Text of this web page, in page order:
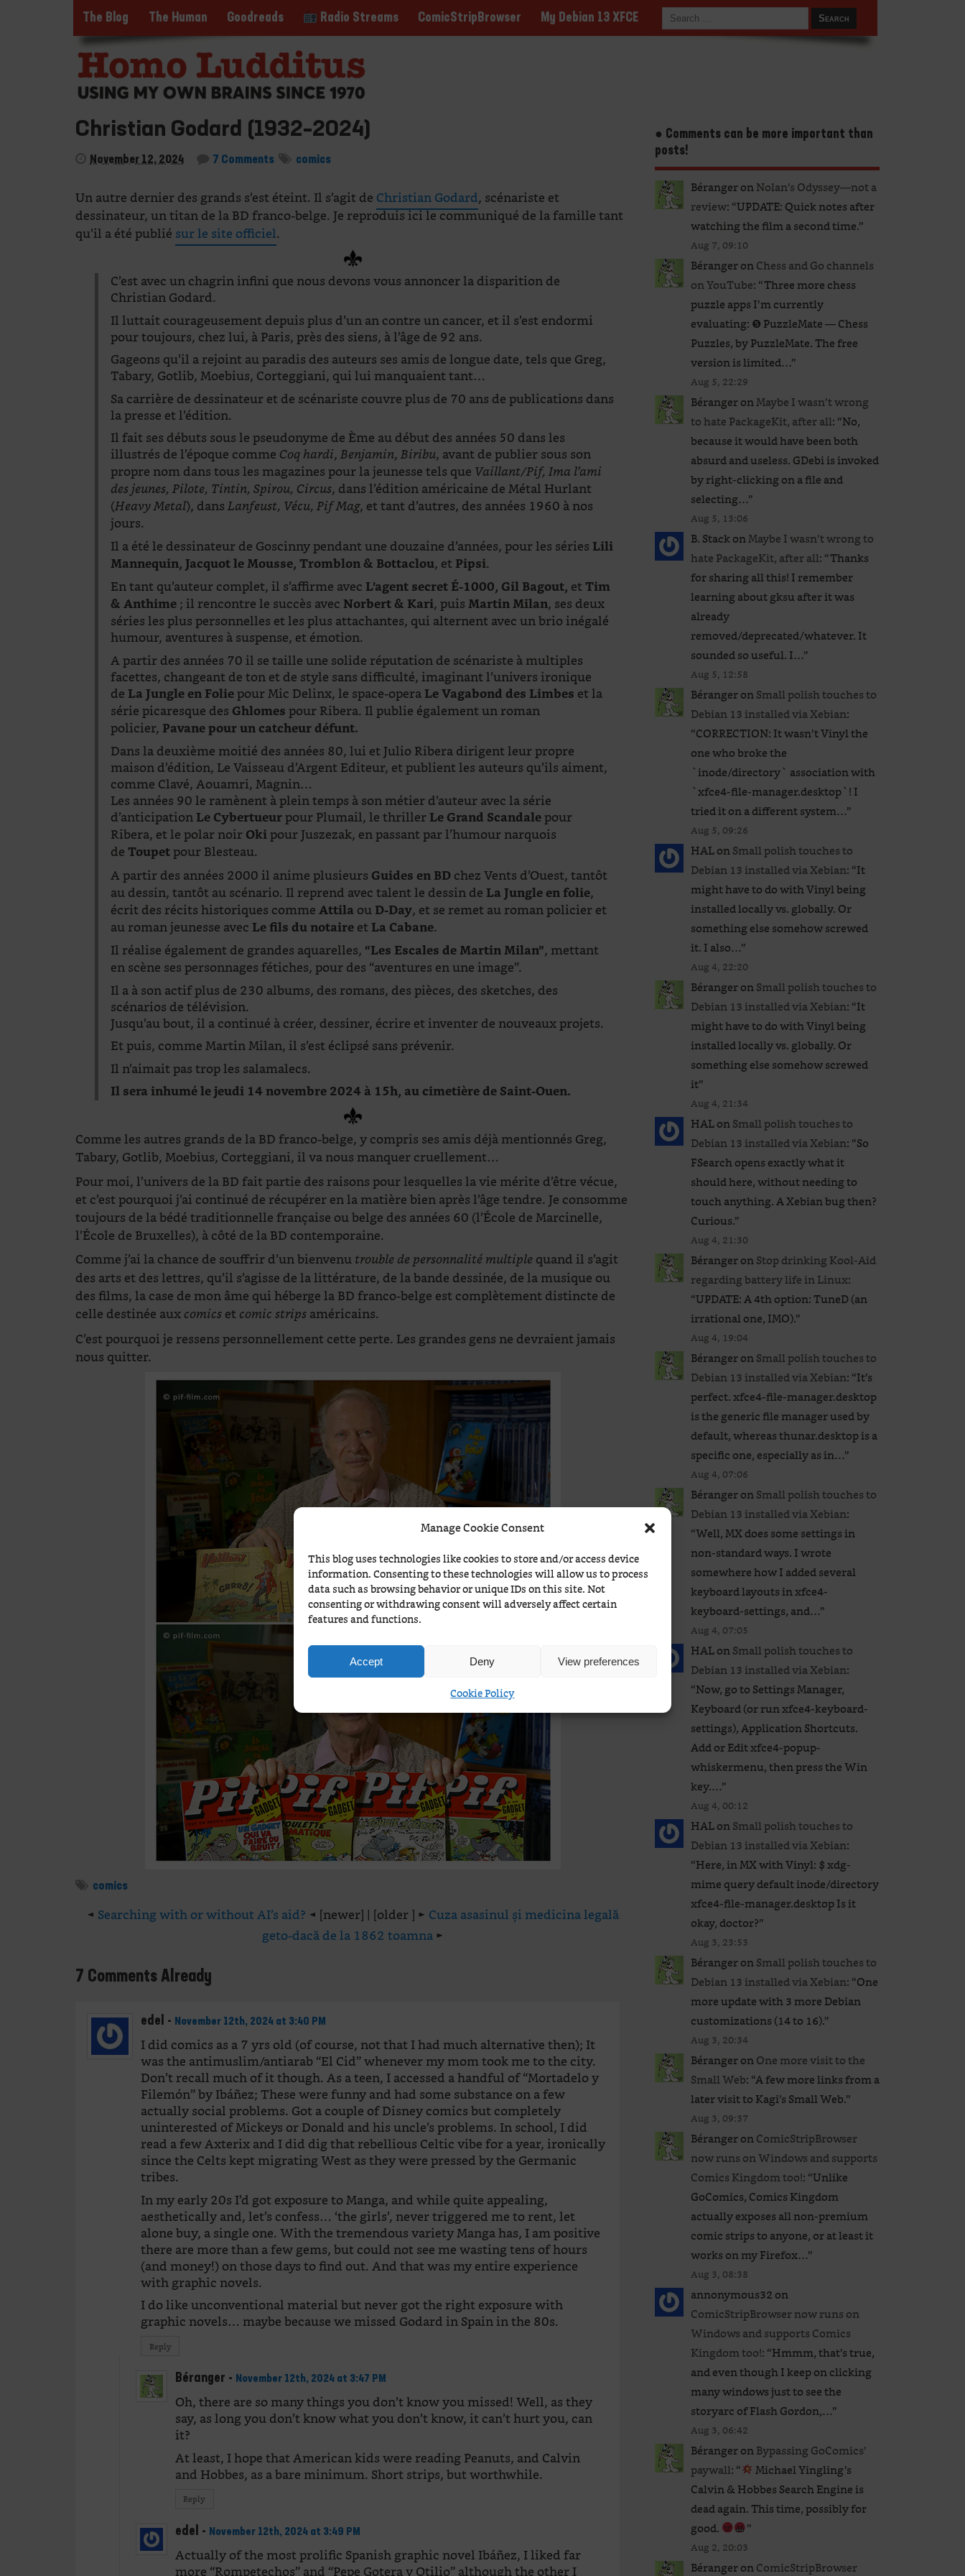
Manage Cookie Consent
This blog uses technologies like cookies to store and/or access device
information. Consenting to these technologies will allow us to process
data such as browsing behavior or unique IDs on this site. Not
consenting or withdrawing consent will adversely affect certain
features and functions.
Accept Deny View preferences
Cookie Policy
The Blog The Human Goodreads Radio Streams ComicStripBrowser My Debian 13 XFCE
Christian Godard (1932–2024)
November 12, 2024 7 Comments comics
Un autre dernier des grands s’est éteint. Il s’agit de Christian Godard, scénariste et
dessinateur, un titan de la BD franco-belge. Je reproduis ici le communiqué de la famille tant
qu’il a été publié sur le site officiel.
C’est avec un chagrin infini que nous devons vous annoncer la disparition de
Christian Godard.
Il luttait courageusement depuis plus d’un an contre un cancer, et il s’est endormi
pour toujours, chez lui, à Paris, près des siens, à l’âge de 92 ans.
Gageons qu’il a rejoint au paradis des auteurs ses amis de longue date, tels que Greg,
Tabary, Gotlib, Moebius, Corteggiani, qui lui manquaient tant…
Sa carrière de dessinateur et de scénariste couvre plus de 70 ans de publications dans
la presse et l’édition.
Il fait ses débuts sous le pseudonyme de Ème au début des années 50 dans les
illustrés de l’époque comme Coq hardi,Benjamin,Biribu, avant de publier sous son
propre nom dans tous les magazines pour la jeunesse tels que Vaillant/Pif, Ima l’ami
des jeunes, Pilote, Tintin, Spirou, Circus, dans l’édition américaine de Métal Hurlant
(Heavy Metal), dansLanfeust, Vécu, Pif Mag, et tant d’autres, des années 1960 à nos
jours.
Il a été le dessinateur de Goscinny pendant une douzaine d’années, pour les séries Lili
Mannequin, Jacquot le Mousse, Tromblon & Bottaclou, etPipsi.
En tant qu’auteur complet, il s’affirme avec L’agent secret É-1000, Gil Bagout, etTim
& Anthime; il rencontre le succès avecNorbert & Kari, puisMartin Milan, ses deux
séries les plus personnelles et les plus attachantes, qui alternent avec un brio inégalé
humour, aventures à suspense, et émotion.
A partir des années 70 il se taille une solide réputation de scénariste à multiples
facettes, changeant de ton et de style sans difficulté, imaginant l’univers ironique
de La Jungle en Foliepour Mic Delinx, le space-operaLe Vagabond des Limbes et la
série picaresque des Ghlomespour Ribera. Il publie également un roman
policier, Pavane pour un catcheur défunt.
Dans la deuxième moitié des années 80, lui et Julio Ribera dirigent leur propre
maison d’édition, Le Vaisseau d’Argent Editeur, et publient les auteurs qu’ils aiment,
comme Clavé, Aouamri, Magnin…
Les années 90 le ramènent à plein temps à son métier d’auteur avec la série
d’anticipationLe Cybertueurpour Plumail, le thrillerLe Grand Scandalepour
Ribera, et le polar noirOkipour Juszezak, en passant par l’humour narquois
deToupetpour Blesteau.
A partir des années 2000 il anime plusieurs Guides en BDchez Vents d’Ouest, tantôt
au dessin, tantôt au scénario. Il reprend avec talent le dessin de La Jungle en folie,
écrit des récits historiques commeAttila ouD-Day, et se remet au roman policier et
au roman jeunesse avec Le fils du notaireetLa Cabane.
Il réalise également de grandes aquarelles, “Les Escales de Martin Milan”, mettant
en scène ses personnages fétiches, pour des “aventures en une image”.
Il a à son actif plus de 230 albums, des romans, des pièces, des sketches, des
scénarios de télévision.
Jusqu’au bout, il a continué à créer, dessiner, écrire et inventer de nouveaux projets.
Et puis, comme Martin Milan, il s’est éclipsé sans prévenir.
Il n’aimait pas trop les salamalecs.
Il sera inhumé le jeudi 14 novembre 2024 à 15h, au cimetière de Saint-Ouen.
Comme les autres grands de la BD franco-belge, y compris ses amis déjà mentionnés Greg,
Tabary, Gotlib, Moebius, Corteggiani, il va nous manquer cruellement…
Pour moi, l’univers de la BD fait partie des raisons pour lesquelles la vie mérite d’être vécue,
et c’est pourquoi j’ai continué de récupérer en la matière bien après l’âge tendre. Je consomme
toujours de la bédé traditionnelle française ou belge des années 60 (l’École de Marcinelle,
l’École de Bruxelles), à côté de la BD contemporaine.
Comme j’ai la chance de souffrir d’un bienvenutrouble de personnalité multiplequand il s’agit
des arts et des lettres, qu’il s’agisse de la littérature, de la bande dessinée, de la musique ou
des films, la case de mon âme qui héberge la BD franco-belge est complètement distincte de
celle destinée auxcomicsetcomic stripsaméricains.
C’est pourquoi je ressens personnellement cette perte. Les grandes gens ne devraient jamais
nous quitter.
comics
◄ Searching with or without AI’s aid? ◄ [newer] | [older ] ► Cuza asasinul și medicina legală
geto-dacă de la 1862 toamna►
7 Comments Already
edel - November 12th, 2024 at 3:40 PM
I did comics as a 7 yrs old (of course, not that I had much alternative then); It
was the antimuslim/antiarab “El Cid” whenever my mom took me to the city.
Don’t recall much of it though. As a teen, I accessed a handful of “Mortadelo y
Filemón” by Ibáñez; These were funny and had some substance on a few
actually social problems. Got a couple of Disney comics but completely
uninterested of Mickeys or Donald and his uncle’s problems. In school, I did
read a few Axterix and I did dig that rebellious Celtic vibe for a year, ironically
since the Celts kept migrating West as they were pressed by the Germanic
tribes.
In my early 20s I’d got exposure to Manga, and while quite appealing,
aesthetically and, let’s confess… ‘the girls’, never triggered me to rent, let
alone buy, a single one. With the tremendous variety Manga has, I am positive
there are more than a few gems, but could not see me wasting tens of hours
(and money!) on those days to find out. And that was my entire experience
with graphic novels.
I do like unconventional material but never got the right exposure with
graphic novels… maybe because we missed Godard in Spain in the 80s.
Reply
Béranger - November 12th, 2024 at 3:47 PM
Oh, there are so many things you don’t know you missed! Well, as they
say, as long you don’t know what you don’t know, it can’t hurt you, can
it?
At least, I hope that American kids were reading Peanuts, and Calvin
and Hobbes, as a bare minimum. Short strips, but worthwhile.
Reply
edel - November 12th, 2024 at 3:49 PM
Actually of the most prolific Spanish graphic novel Ibáñez, I liked far
● Comments can be more important than
posts!
BérangeronNolan’s Odyssey—not a
review: “UPDATE: Quick notes after
watching the film a second time.”
Aug 7, 09:10
BérangeronChess and Go channels
on YouTube: “Three more chess
puzzle apps I’m currently
evaluating: ❺ PuzzleMate — Chess
Puzzles, by PuzzleMate. The free
version is limited…”
Aug 5, 22:29
BérangeronMaybe I wasn’t wrong
to hate PackageKit, after all: “No,
because it would have been both
absurd and useless. GDebi is invoked
by right-clicking on a file and
selecting…”
Aug 5, 13:06
B. StackonMaybe I wasn’t wrong to
hate PackageKit, after all: “Thanks
for sharing all this! I remember
learning about gksu after it was
already
removed/deprecated/whatever. It
sounded so useful. I…”
Aug 5, 12:58
BérangeronSmall polish touches to
Debian 13 installed via Xebian:
“CORRECTION: It wasn’t Vinyl the
one who broke the
`inode/directory` association with
`xfce4-file-manager.desktop`! I
tried it on a different system…”
Aug 5, 09:26
HALonSmall polish touches to
Debian 13 installed via Xebian: “It
might have to do with Vinyl being
installed locally vs. globally. Or
something else somehow screwed
it. I also…”
Aug 4, 22:20
BérangeronSmall polish touches to
Debian 13 installed via Xebian: “It
might have to do with Vinyl being
installed locally vs. globally. Or
something else somehow screwed
it”
Aug 4, 21:34
HALonSmall polish touches to
Debian 13 installed via Xebian: “So
FSearch opens exactly what it
should here, without needing to
touch anything. A Xebian bug then?
Curious.”
Aug 4, 21:30
BérangeronStop drinking Kool-Aid
regarding battery life in Linux:
“UPDATE: A 4th option: TuneD (an
irrational one, IMO).”
Aug 4, 19:04
BérangeronSmall polish touches to
Debian 13 installed via Xebian: “It’s
perfect. xfce4-file-manager.desktop
is the generic file manager used by
default, whereas thunar.desktop is a
specific one, especially as in…”
Aug 4, 07:06
BérangeronSmall polish touches to
Debian 13 installed via Xebian:
“Well, MX does some settings in
non-standard ways. I wrote
somewhere how I added several
keyboard layouts in xfce4-
keyboard-settings, and…”
Aug 4, 07:05
HALonSmall polish touches to
Debian 13 installed via Xebian:
“Now, go to Settings Manager,
Keyboard (or run xfce4-keyboard-
settings), Application Shortcuts.
Add or Edit xfce4-popup-
whiskermenu, then press the Win
key.…”
Aug 4, 00:12
HALonSmall polish touches to
Debian 13 installed via Xebian:
“Here, in MX with Vinyl: $ xdg-
mime query default inode/directory
xfce4-file-manager.desktop Is it
okay, doctor?”
Aug 3, 23:53
BérangeronSmall polish touches to
Debian 13 installed via Xebian: “One
more update with 3 more Debian
customizations (14 to 16).”
Aug 3, 20:34
BérangeronOne more visit to the
Small Web: “A few more links from a
later visit to Kagi’s Small Web.”
Aug 3, 09:37
BérangeronComicStripBrowser
now runs on Windows and supports
Comics Kingdom too!: “Unlike
GoComics, Comics Kingdom
actually exposes all non-premium
comic strips to anyone, or at least it
works on my Firefox…”
Aug 3, 08:38
annonymous32on
ComicStripBrowser now runs on
Windows and supports Comics
Kingdom too!: “Hmmm, that’s true,
and even though I keep on clicking
many windows just to see the
storyarc of Flash Gordon,…”
Aug 3, 06:42
BérangeronBypassing GoComics’
paywall: “
Michael Yingling’s
Calvin & Hobbes Search Engine is
dead again. This time, possibly for
good.
”
Aug 2, 20:03
BérangeronComicStripBrowser